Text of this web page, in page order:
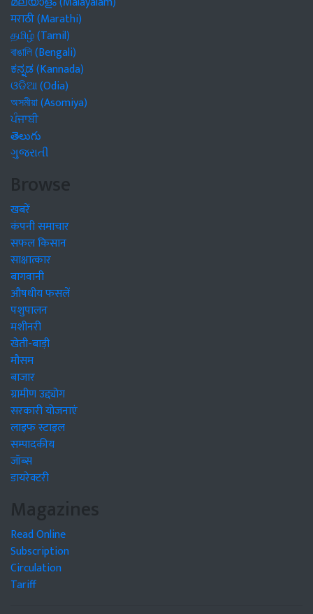
मराठी (Marathi)
தமிழ் (Tamil)
বাঙালি (Bengali)
ಕನ್ನಡ (Kannada)
ଓଡିଆ (Odia)
অসমীয়া (Asomiya)
ਪੰਜਾਬੀ
తెలుగు
ગુજરાતી
Browse
खबरें
कंपनी समाचार
सफल किसान
साक्षात्कार
बागवानी
औषधीय फसलें
पशुपालन
मशीनरी
खेती-बाड़ी
मौसम
बाजार
ग्रामीण उद्द्योग
सरकारी योजनाएं
लाइफ स्टाइल
सम्पादकीय
जॉब्स
डायरेक्टरी
Magazines
Read Online
Subscription
Circulation
Tariff